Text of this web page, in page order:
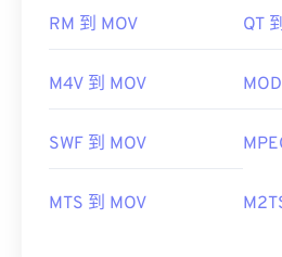
RM 到 MOV QT
M4V 到 MOV
SWF 到 MOV
MTS 到 MOV